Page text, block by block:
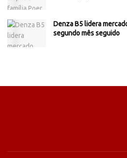
Denza B5 lidera
segundo mês seguido